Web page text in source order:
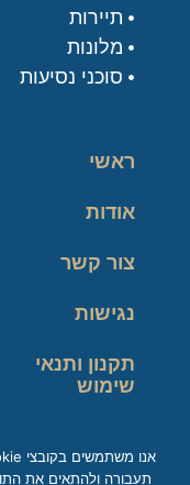
תיירות
מלונות
סוכני נסיעות
ראשי
אודות
צור קשר
נגישות
תקנון ותנאי
שימוש
תעבורה ולהתאים את